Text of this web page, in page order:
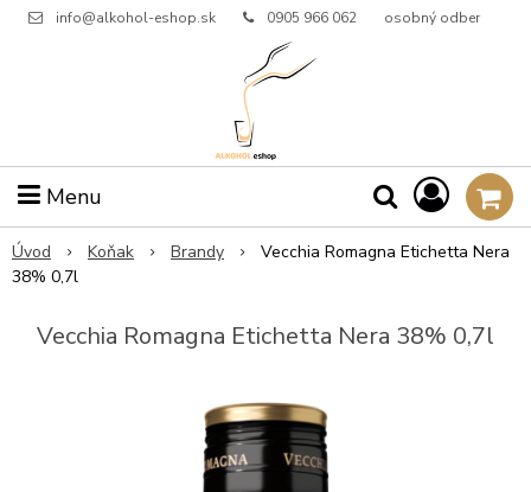
info@alkohol-eshop.sk 0905 966 062 osobný odber
Menu
Úvod Koňak Brandy
Vecchia Romagna Etichetta Nera
38% 0,7l
Vecchia Romagna Etichetta Nera 38% 0,7l